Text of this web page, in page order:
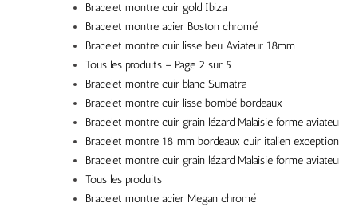
Bracelet montre cuir gold Ibiza
Bracelet montre acier Boston chromé
Bracelet montre cuir lisse bleu Aviateur 18mm
Tous les produits – Page 2 sur 5
Bracelet montre cuir blanc Sumatra
Bracelet montre cuir lisse bombé bordeaux
Bracelet montre cuir grain lézard Malaisie forme
Bracelet montre 18 mm bordeaux cuir italien
Bracelet montre cuir grain lézard Malaisie forme
Tous les produits
Bracelet montre acier Megan chromé